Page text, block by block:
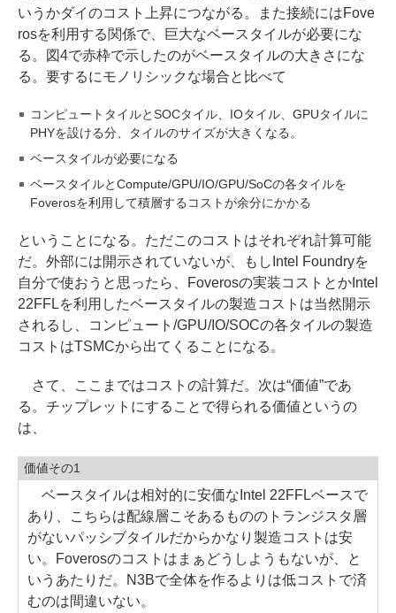
いうかダイのコスト上昇につながる。また接続にはFove
rosを利用する関係で、巨大なベースタイルが必要にな
る。図4で赤枠で示したのがベースタイルの大きさにな
る。要するにモノリシックな場合と比べて
コンピュートタイルとSOCタイル、IOタイル、GPUタイルに
PHYを設ける分、タイルのサイズが大きくなる。
ベースタイルが必要になる
ベースタイルとCompute/GPU/IO/GPU/SoCの各タイルを
Foverosを利用して積層するコストが余分にかかる
ということになる。ただこのコストはそれぞれ計算可能
だ。外部には開示されていないが、もしIntel Foundryを
自分で使おうと思ったら、Foverosの実装コストとかIntel
22FFLを利用したベースタイルの製造コストは当然開示
されるし、コンピュート/GPU/IO/SOCの各タイルの製造
コストはTSMCから出てくることになる。
さて、ここまではコストの計算だ。次は“価値”であ
る。チップレットにすることで得られる価値というの
は、
価値その1
ベースタイルは相対的に安価なIntel 22FFLベースで
あり、こちらは配線層こそあるもののトランジスタ層
がないパッシブタイルだからかなり製造コストは安
い。Foverosのコストはまぁどうしようもないが、と
いうあたりだ。N3Bで全体を作るよりは低コストで済
むのは間違いない。